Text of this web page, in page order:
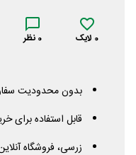
0 لایک 0 نظر
بدون محدودیت
قابل استفاده برای
زرسی، فروشگاه